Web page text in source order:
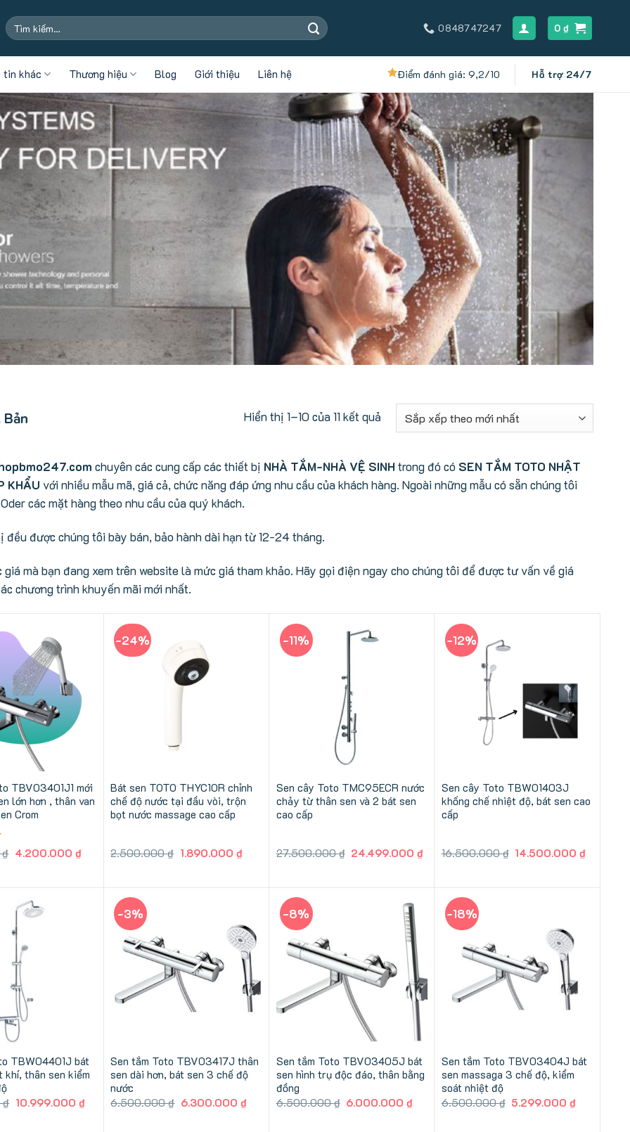
Tìm
kiếm:
0848747247 0₫
tin khác Thương hiệu Blog Giới thiệu Liên hệ Điểm đánh giá: 9,2/10 Hỗ trợ 24/7
Hiển thị 1–10 của 11 kết quả
sắp
theo
mới
chuyên các cung cấp các thiết bị NHÀ TẮM-NHÀ VỆ SINH trong đó có SEN TẮM TOTO NHẬT
KHẨU với nhiều mẫu mã, giá cả, chức năng đáp ứng nhu cầu của khách hàng. Ngoài những mẫu có sẵn chúng tôi
các mặt hàng theo nhu cầu của quý khách.
đều được chúng tôi bày bán, bảo hành dài hạn từ 12-24 tháng.
giá mà bạn đang xem trên website là mức giá tham khảo. Hãy gọi điện ngay cho chúng tôi để được tư vấn về giá
chương trình khuyến mãi mới nhất.
TBV03401J1 mới
lớn hơn , thân van
Crom
₫ Giá
4.500.000 ₫.
4.200.000 ₫Giá
là:
4.200.000 ₫.
-24%
Bát sen TOTO THYC10R chỉnh
chế độ nước tại đầu vòi, trộn
bọt nước massage cao cấp
2.500.000₫ Giá
2.500.000 ₫.
1.890.000 ₫Giá
là:
1.890.000 ₫.
-11%
Sen cây Toto TMC95ECR nước
chảy từ thân sen và 2 bát sen
cao cấp
27.500.000₫ Giá
27.500.000 ₫.
24.499.000₫Giá
là:
24.499.000 ₫.
-12%
Sen cây Toto TBW01403J
khống chế nhiệt độ, bát sen cao
cấp
16.500.000₫ Giá
16.500.000 ₫.
14.500.000₫Giá
là:
TBW04401J bát
khí, thân sen kiểm
₫ Giá
10.999.000 ₫Giá
-3%
Sen tắm Toto TBV03417J thân
sen dài hơn, bát sen 3 chế độ
nước
6.500.000₫ Giá
6.300.000 ₫Giá
-8%
Sen tắm Toto TBV03405J bát
sen hình trụ độc đáo, thân bằng
đồng
6.500.000₫ Giá
6.000.000₫Giá
-18%
Sen tắm Toto TBV03404J bát
sen massaga 3 chế độ, kiểm
soát nhiệt độ
6.500.000₫ Giá
5.299.000₫Giá